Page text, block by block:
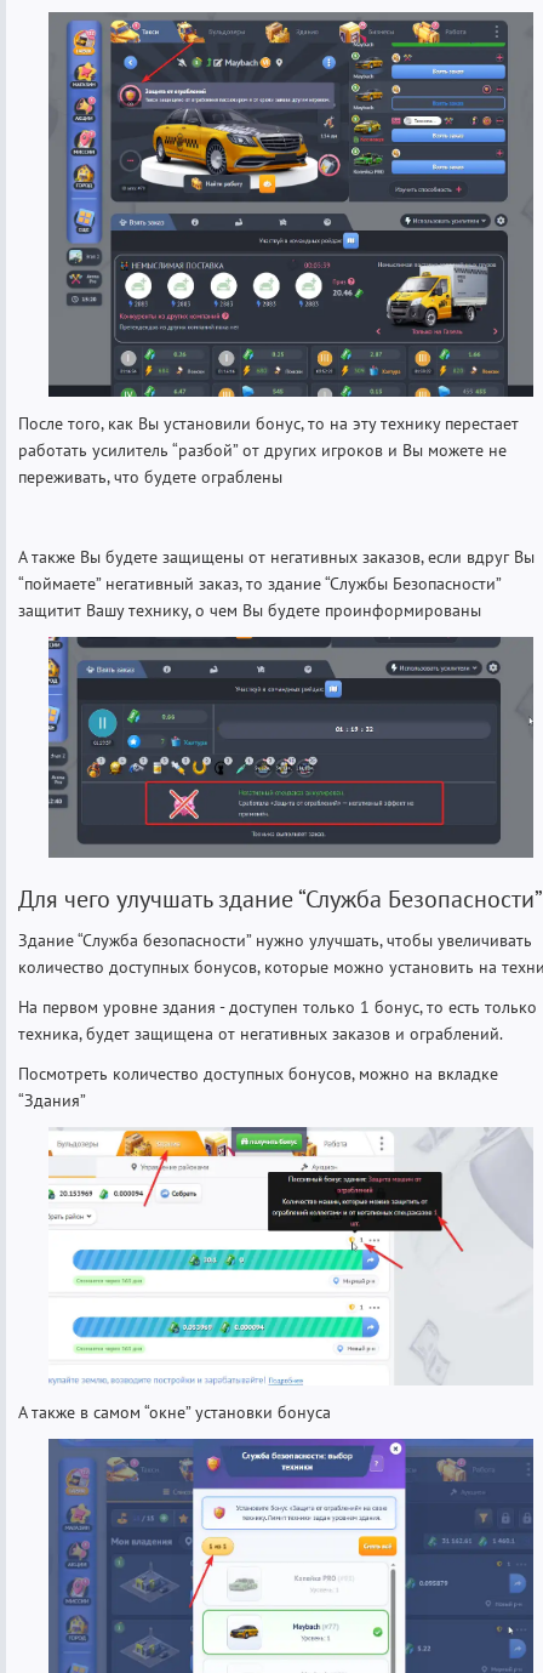
После того, как Вы установили бонус, то на эту технику перестает
работать усилитель “разбой” от других игроков и Вы можете не
переживать, что будете ограблены
А также Вы будете защищены от негативных заказов, если вдруг Вы
“поймаете” негативный заказ, то здание “Службы Безопасности”
защитит Вашу технику, о чем Вы будете проинформированы
Для чего улучшать здание “Служба
Здание “Служба безопасности” нужно улучшать, чтобы увеличивать
количество доступных бонусов, которые можно установить на
На первом уровне здания - доступен только 1 бонус, то есть только
техника, будет защищена от негативных заказов и ограблений.
Посмотреть количество доступных бонусов, можно на вкладке
“Здания”
А также в самом “окне” установки бонуса